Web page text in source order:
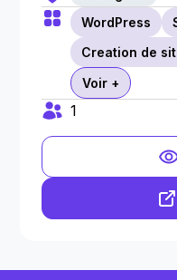
WordPress
Creation de
Voir +
1